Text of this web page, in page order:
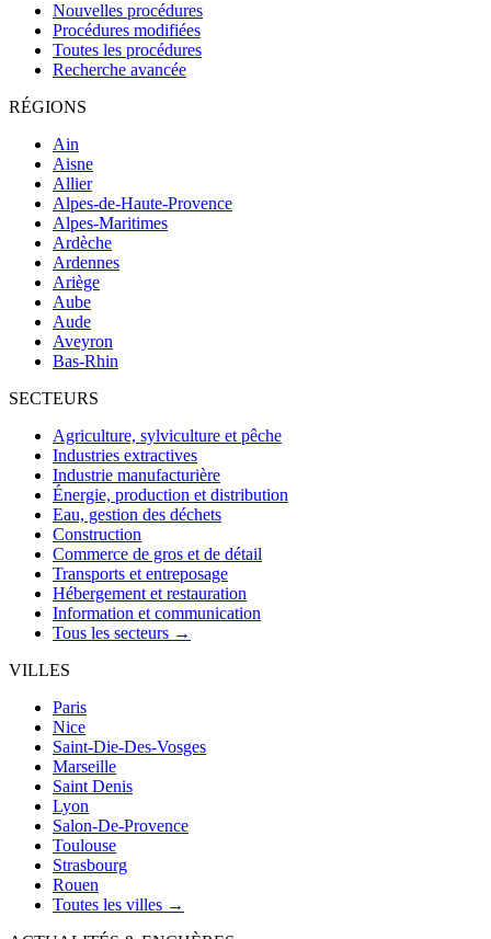
Nouvelles procédures
Procédures modifiées
Toutes les procédures
Recherche avancée
RÉGIONS
Ain
Aisne
Allier
Alpes-de-Haute-Provence
Alpes-Maritimes
Ardèche
Ardennes
Ariège
Aube
Aude
Aveyron
Bas-Rhin
SECTEURS
Agriculture, sylviculture et pêche
Industries extractives
Industrie manufacturière
Énergie, production et distribution
Eau, gestion des déchets
Construction
Commerce de gros et de détail
Transports et entreposage
Hébergement et restauration
Information et communication
Tous les secteurs →
VILLES
Paris
Nice
Saint-Die-Des-Vosges
Marseille
Saint Denis
Lyon
Salon-De-Provence
Toulouse
Strasbourg
Rouen
Toutes les villes →